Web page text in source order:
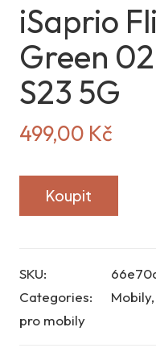
iSaprio
Green
S23 5G
499,00 Kč
Koupit
SKU:
Categories:
pro mobily